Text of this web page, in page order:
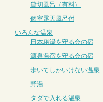
貸切風呂（有料）
個室露天風呂付
いろんな温泉
日本秘湯を守る会の宿
源泉湯宿を守る会の宿
歩いてしかいけない温泉
野湯
タダで入れる温泉